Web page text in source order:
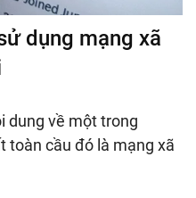
dụng mạng xã
dung về một trong
toàn cầu đó là mạng xã